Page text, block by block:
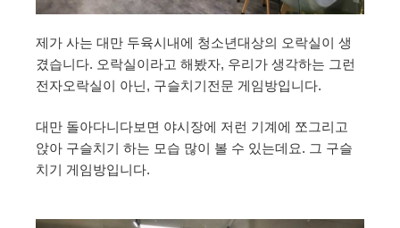
제가 사는 대만 두육시내에 청소년대상의 오락실이 생
겼습니다. 오락실이라고 해봤자, 우리가 생각하는 그런
전자오락실이 아닌, 구슬치기전문 게임방입니다.
대만 돌아다니다보면 야시장에 저런 기계에 쪼그리고
앉아 구슬치기 하는 모습 많이 볼 수 있는데요. 그 구슬
치기 게임방입니다.